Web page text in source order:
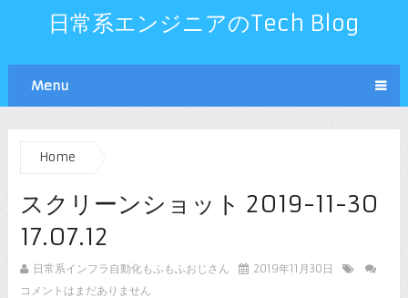
日常系エンジニアのTech Blog
Menu
Home
スクリーンショット 2019-11-30
17.07.12
日常系インフラ自動化もふもふおじさん
2019年11月30日
コメントはまだありません